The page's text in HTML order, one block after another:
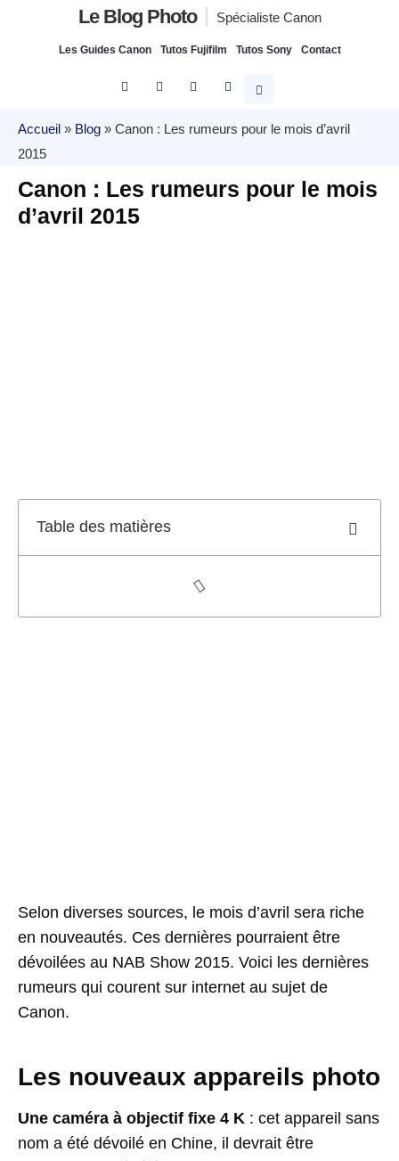
Le Blog Photo Spécialiste Canon
Les Guides Canon Tutos Fujifilm Tutos Sony Contact
Accueil » Blog » Canon : Les rumeurs pour le mois d’avril
2015
Canon : Les rumeurs pour le mois
d’avril 2015
Table des matières
Selon diverses sources, le mois d’avril sera riche
en nouveautés. Ces dernières pourraient être
dévoilées au NAB Show 2015. Voici les dernières
rumeurs qui courent sur internet au sujet de
Canon.
Les nouveaux appareils photo
Une caméra à objectif fixe 4 K : cet appareil sans
nom a été dévoilé en Chine, il devrait être